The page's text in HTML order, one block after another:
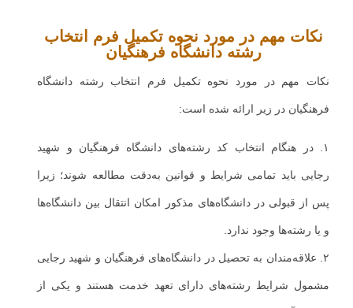
نکات مهم در مورد نحوه تکمیل فرم انتخاب
رشته دانشگاه فرهنگیان
نکات مهم در مورد نحوه تکمیل فرم انتخاب رشته دانشگاه
فرهنگیان در زیر ارائه شده است:
۱. در هنگام انتخاب کد رشته‌های دانشگاه فرهنگیان و شهید
رجایی باید تمامی شرایط و قوانین به‌دقت مطالعه شوند؛ زیرا
پس از قبولی در دانشگاه‌های مذکور امکان انتقال بین دانشگاه‌ها
و یا رشته‌ها وجود ندارد.
۲. علاقه‌مندان به تحصیل در دانشگاه‌های فرهنگیان و شهید رجایی
مشمول شرایط رشته‌های دارای تعهد خدمت هستند و یکی از